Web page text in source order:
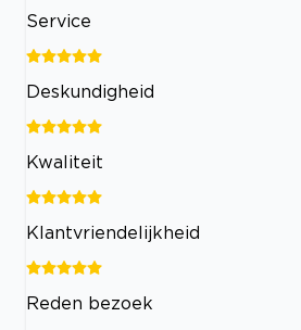
Service
Deskundigheid
Kwaliteit
Klantvriendelijkheid
Reden bezoek